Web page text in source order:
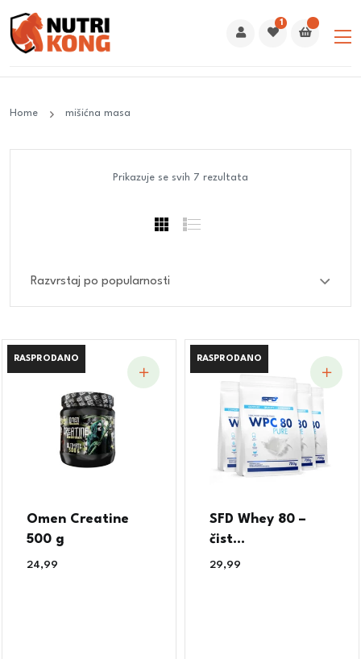
1
Home mišićna masa
Prikazuje se svih 7 rezultata
RASPRODANO
RASPRODANO
Omen Creatine
500 g
24,99
RASPRODANO
RASPRODANO
SFD Whey 80 –
čist...
29,99